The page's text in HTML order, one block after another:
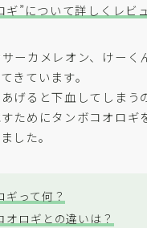
ギ”について詳しくレビ
ーカメレオン、けーく
きています。
げると下血してしまう
ためにタンボコオロギ
した。
ギって何？
オロギとの違いは？